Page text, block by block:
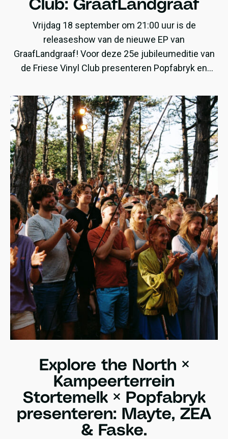
Club: GraafLandgraaf
Vrijdag 18 september om 21:00 uur is de
releaseshow van de nieuwe EP van
GraafLandgraaf! Voor deze 25e jubileumeditie van
de Friese Vinyl Club presenteren Popfabryk en
Violence‘.
Explore the North ×
Kampeerterrein
Stortemelk × Popfabryk
presenteren: Mayte, ZEA
& Faske.